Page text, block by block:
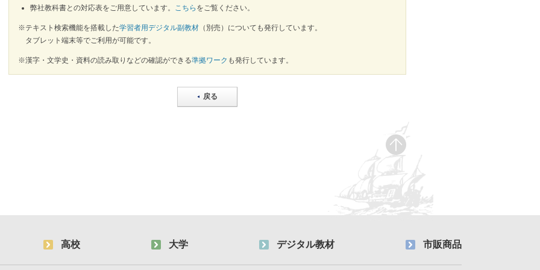
弊社教科書との対応表をご用意しています。 こちら をご覧ください。
※テキスト検索機能を搭載した学習者用デジタル副教材 （別売）についても発行しています。
タブレット端末等でご利用が可能です。
※漢字・文学史・資料の読み取りなどの確認ができる準拠ワーク も発行しています。
戻る
高校 大学 デジタル教材 市販商品